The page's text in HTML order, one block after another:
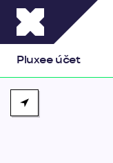
Pluxee účet